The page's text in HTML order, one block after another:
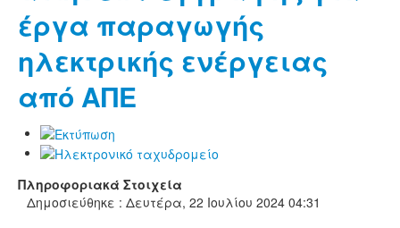
έργα παραγωγής
ηλεκτρικής ενέργειας
από ΑΠΕ
Πληροφοριακά Στοιχεία
Δημοσιεύθηκε : Δευτέρα, 22 Ιουλίου 2024 04:31